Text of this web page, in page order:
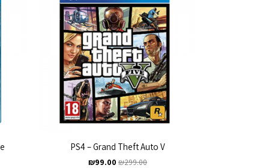
PS4 – Grand Theft Auto V
₪299.00
₪99.00